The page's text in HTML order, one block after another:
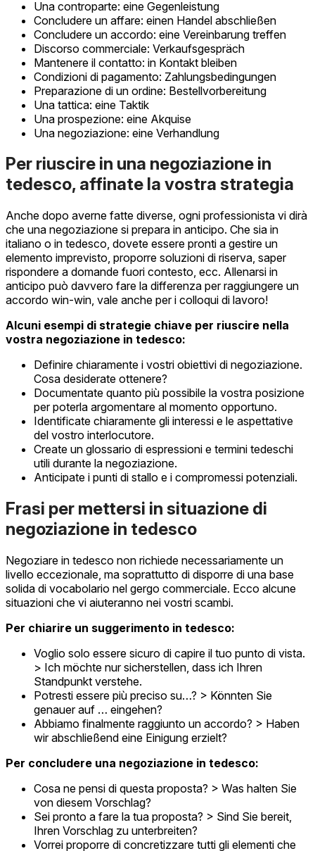
Una controparte: eine Gegenleistung
Concludere un affare: einen Handel abschließen
Concludere un accordo: eine Vereinbarung treffen
Discorso commerciale: Verkaufsgespräch
Mantenere il contatto: in Kontakt bleiben
Condizioni di pagamento: Zahlungsbedingungen
Preparazione di un ordine: Bestellvorbereitung
Una tattica: eine Taktik
Una prospezione: eine Akquise
Una negoziazione: eine Verhandlung
Per riuscire in una negoziazione in
tedesco, affinate la vostra strategia
Anche dopo averne fatte diverse, ogni professionista vi dirà
che una negoziazione si prepara in anticipo. Che sia in
italiano o in tedesco, dovete essere pronti a gestire un
elemento imprevisto, proporre soluzioni di riserva, saper
rispondere a domande fuori contesto, ecc. Allenarsi in
anticipo può davvero fare la differenza per raggiungere un
accordo win-win, vale anche per i colloqui di lavoro!
Alcuni esempi di strategie chiave per riuscire nella
vostra negoziazione in tedesco:
Definire chiaramente i vostri obiettivi di negoziazione.
Cosa desiderate ottenere?
Documentate quanto più possibile la vostra posizione
per poterla argomentare al momento opportuno.
Identificate chiaramente gli interessi e le aspettative
del vostro interlocutore.
Create un glossario di espressioni e termini tedeschi
utili durante la negoziazione.
Anticipate i punti di stallo e i compromessi potenziali.
Frasi per mettersi in situazione di
negoziazione in tedesco
Negoziare in tedesco non richiede necessariamente un
livello eccezionale, ma soprattutto di disporre di una base
solida di vocabolario nel gergo commerciale. Ecco alcune
situazioni che vi aiuteranno nei vostri scambi.
Per chiarire un suggerimento in tedesco:
Voglio solo essere sicuro di capire il tuo punto di vista.
> Ich möchte nur sicherstellen, dass ich Ihren
Standpunkt verstehe.
Potresti essere più preciso su…? > Könnten Sie
genauer auf … eingehen?
Abbiamo finalmente raggiunto un accordo? > Haben
wir abschließend eine Einigung erzielt?
Per concludere una negoziazione in tedesco:
Cosa ne pensi di questa proposta? > Was halten Sie
von diesem Vorschlag?
Sei pronto a fare la tua proposta? > Sind Sie bereit,
Ihren Vorschlag zu unterbreiten?
Vorrei proporre di concretizzare tutti gli elementi che